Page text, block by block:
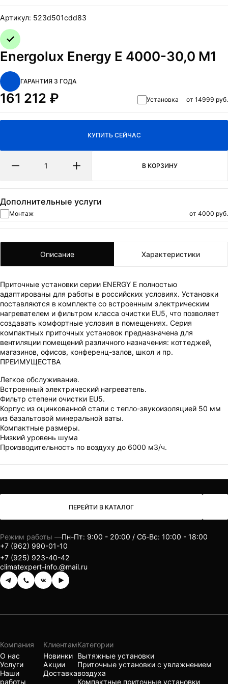
Артикул: 523d501cdd83
Energolux Energy E 4000-30,0 M1
ГАРАНТИЯ 3 ГОДА
161 212 ₽ Установка от 14999 руб.
КУПИТЬ СЕЙЧАС
В КОРЗИНУ
Дополнительные услуги
Монтаж от 4000 руб.
Описание Характеристики
Приточные установки серии ENERGY E полностью
адаптированы для работы в российских условиях. Установки
поставляются в комплекте со встроенным электрическим
нагревателем и фильтром класса очистки EU5, что позволяет
создавать комфортные условия в помещениях. Серия
компактных приточных установок предназначена для
вентиляции помещений различного назначения: коттеджей,
магазинов, офисов, конференц-залов, школ и пр.
ПРЕИМУЩЕСТВА
Легкое обслуживание.
Встроенный электрический нагреватель.
Фильтр степени очистки EU5.
Корпус из оцинкованной стали с тепло-звукоизоляцией 50 мм
из базальтовой минеральной ваты.
Компактные размеры.
Низкий уровень шума
Производительность по воздуху до 6000 м3/ч.
ПЕРЕЙТИ В КАТАЛОГ
Режим работы —Пн-Пт: 9:00 - 20:00 / Сб-Вс: 10:00 - 18:00
+7 (962) 990-01-10
+7 (925) 923-40-42
climatexpert-info.@mail.ru
Компания
О нас
Услуги
Наши
работы
Клиентам
Новинки
Акции
Доставка
Категории
Вытяжные установки
Приточные установки с увлажнением
воздуха
Компактные приточные установки
ВАШ ЗАКАЗ УСПЕШНО ОФОРМЛЕН!
Мы скоро свяжемся с вами.
ЧТО-ТО ПОШЛО НЕ ТАК!
Пожалуйста повторите попытку позже.